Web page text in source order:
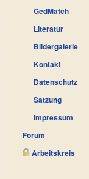
GedMatch
Literatur
Bildergalerie
Kontakt
Datenschutz
Satzung
Impressum
Forum
Arbeitskreis